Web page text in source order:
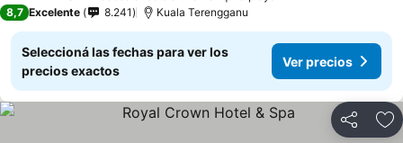
8,7 Excelente 8.241 Kuala Terengganu
Seleccioná las fechas para ver los
precios exactos
Ver precios
Compartir